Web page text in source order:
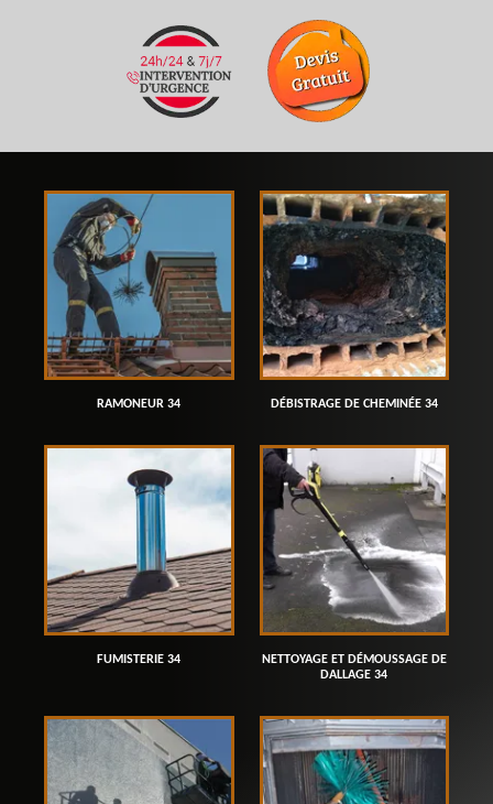
RAMONEUR 34 DÉBISTRAGE DE CHEMINÉE 34
FUMISTERIE 34
NETTOYAGE ET DÉMOUSSAGE DE
DALLAGE 34